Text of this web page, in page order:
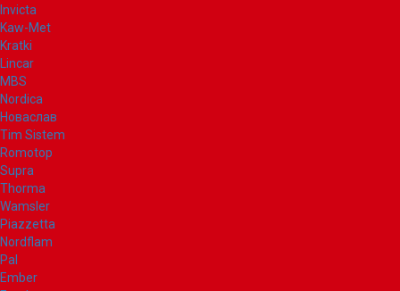
Invicta
Kaw-Met
Kratki
Lincar
MBS
Nordica
Новаслав
Tim Sistem
Romotop
Supra
Thorma
Wamsler
Piazzetta
Nordflam
Pal
Ember